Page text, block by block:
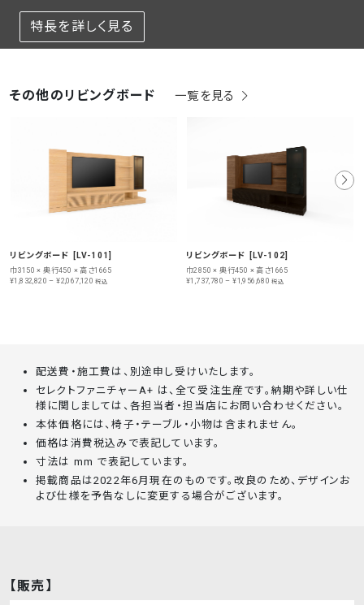
特長を詳しく見る
その他のリビングボード 一覧を見る
リビングボード [LV-101]
巾3150 × 奥行450 × 高さ1665
¥1,832,820 – ¥2,067,120 税込
リビングボード [LV-102]
巾2850 × 奥行450 × 高さ1665
¥1,737,780 – ¥1,956,680 税込
配送費・施工費は、別途申し受けいたします。
セレクトファニチャーA+ は、全て受注生産です。納期や詳しい仕
様に関しましては、各担当者・担当店にお問い合わせください。
本体価格には、椅子・テーブル・小物は含まれません。
価格は消費税込みで表記しています。
寸法は mm で表記しています。
掲載商品は2022年6月現在のものです。改良のため、デザインお
よび仕様を予告なしに変更する場合がございます。
【販売】